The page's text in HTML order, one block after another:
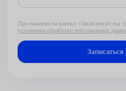
При нажатии на кнопку «Записаться» вы
условиями обработки персональных